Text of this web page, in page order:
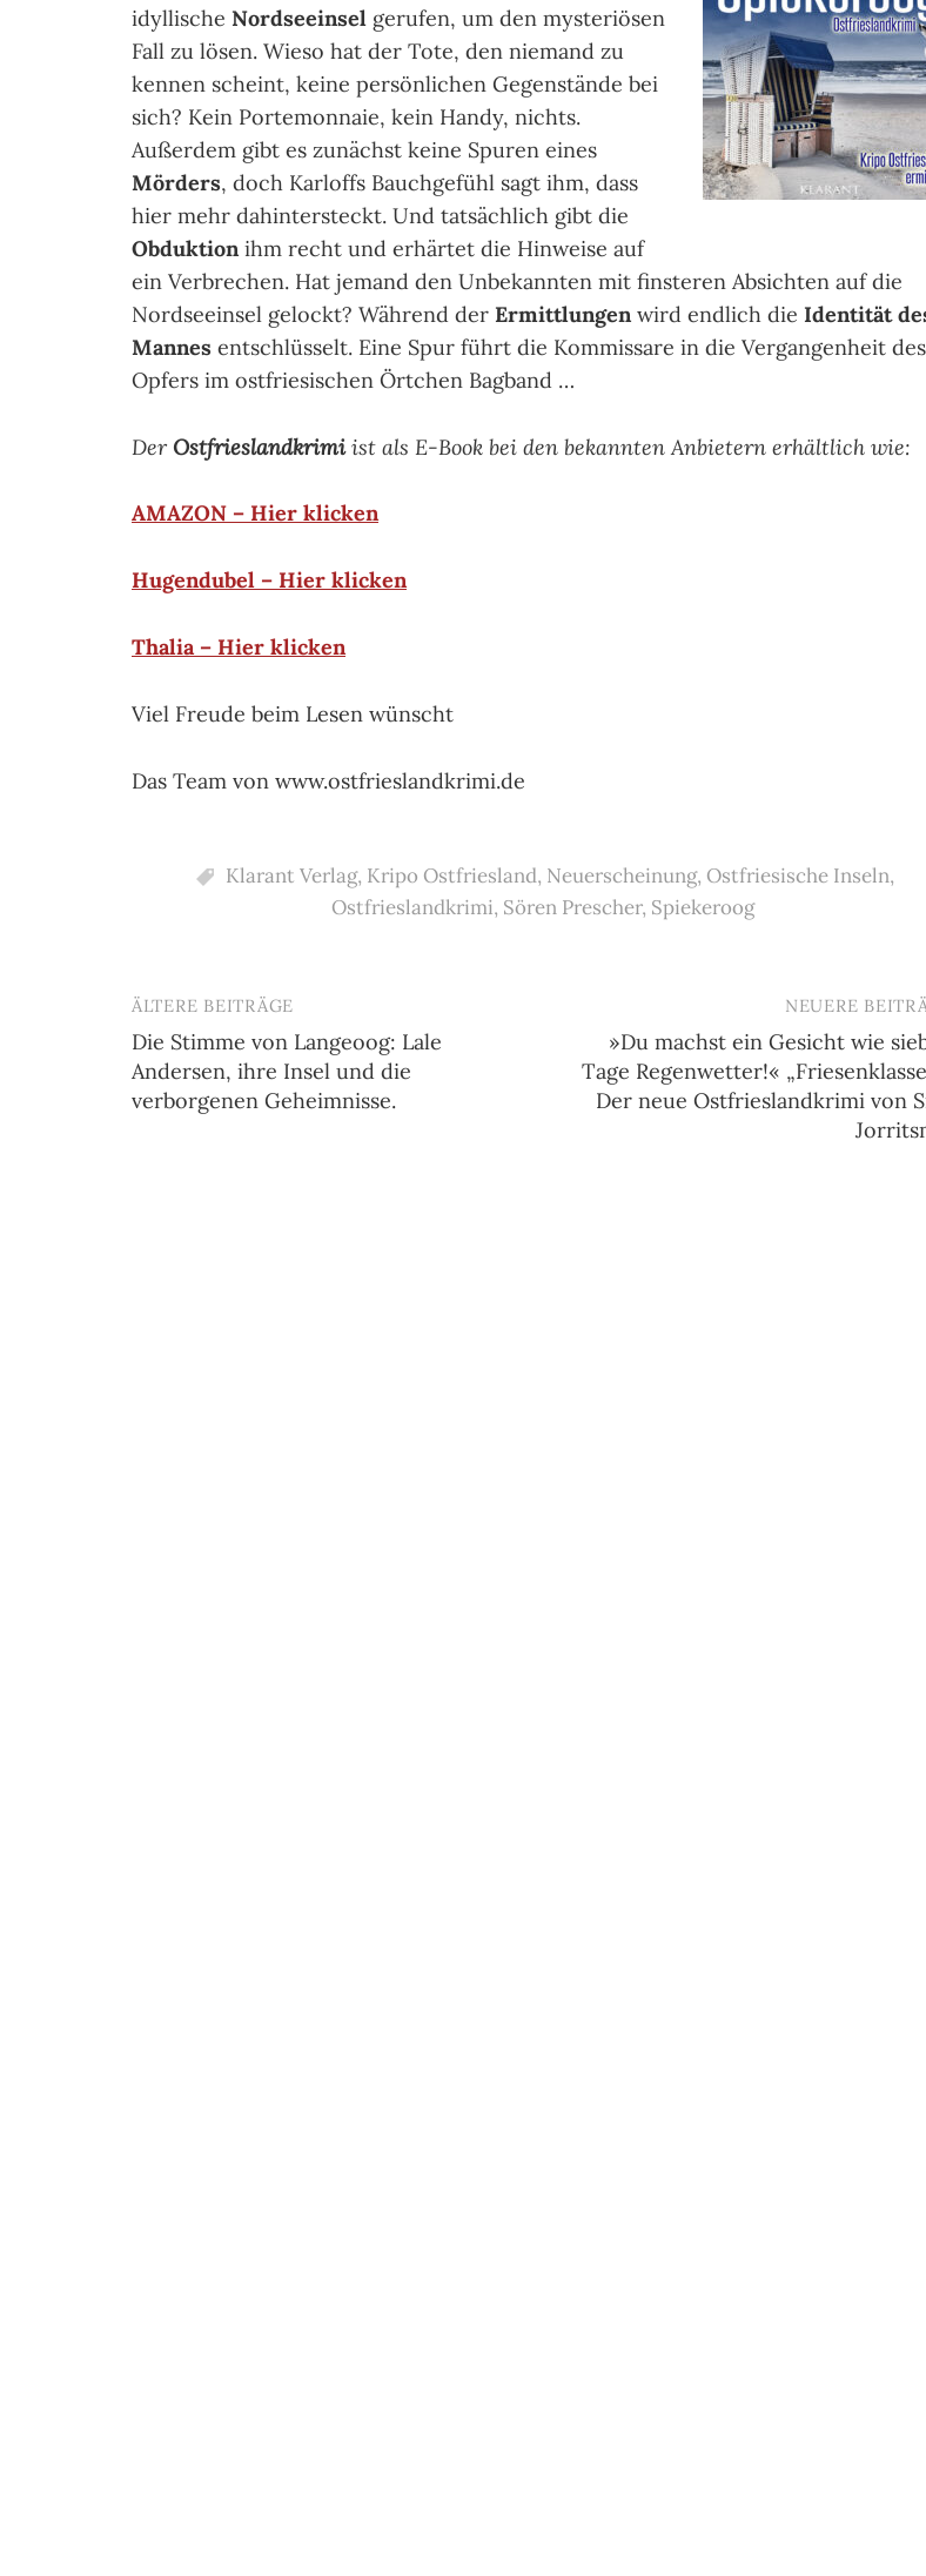
idyllische Nordseeinsel gerufen, um den mysteriösen
Fall zu lösen. Wieso hat der Tote, den niemand zu
kennen scheint, keine persönlichen Gegenstände bei
sich? Kein Portemonnaie, kein Handy, nichts.
Außerdem gibt es zunächst keine Spuren eines
Mörders, doch Karloffs Bauchgefühl sagt ihm, dass
hier mehr dahintersteckt. Und tatsächlich gibt die
Obduktion ihm recht und erhärtet die Hinweise auf
ein Verbrechen. Hat jemand den Unbekannten mit finsteren Absichten auf die
Nordseeinsel gelockt? Während der Ermittlungen wird endlich die Identität
Mannes entschlüsselt. Eine Spur führt die Kommissare in die Vergangenheit des
Opfers im ostfriesischen Örtchen Bagband …
Der Ostfrieslandkrimiist als E-Book bei den bekannten Anbietern erhältlich wie:
AMAZON – Hier klicken
Hugendubel – Hier klicken
Thalia – Hier klicken
Viel Freude beim Lesen wünscht
Das Team von www.ostfrieslandkrimi.de
Klarant Verlag, Kripo Ostfriesland, Neuerscheinung, Ostfriesische Inseln,
Ostfrieslandkrimi, Sören Prescher, Spiekeroog
Beitragsnavigation
ÄLTERE BEITRÄGE
Die Stimme von Langeoog: Lale
Andersen, ihre Insel und die
verborgenen Geheimnisse.
NEUERE
»Du machst ein Gesicht wie
Tage Regenwetter!«
Der neue Ostfrieslandkrimi von